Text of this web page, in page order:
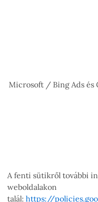
Microsoft / Bing Ads és
A fenti sütikről további
weboldalakon
talál: https://